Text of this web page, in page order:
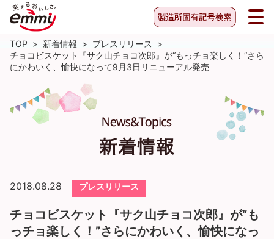
TOP > 新着情報 > プレスリリース
>
チョコビスケット『サク山チョコ次郎』が“もっチョ楽しく！”さら
にかわいく、愉快になって9月3日リニューアル発売
2018.08.28 プレスリリース
チョコビスケット『サク山チョコ次郎』が“も
っチョ楽しく！”さらにかわいく、愉快になっ